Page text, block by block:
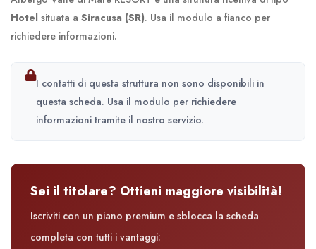
Hotel situata a Siracusa (SR). Usa il modulo a fianco per
richiedere informazioni.
I contatti di questa struttura non sono disponibili in
questa scheda. Usa il modulo per richiedere
informazioni tramite il nostro servizio.
Sei il titolare? Ottieni maggiore visibilità!
Iscriviti con un piano premium e sblocca la scheda
completa con tutti i vantaggi: